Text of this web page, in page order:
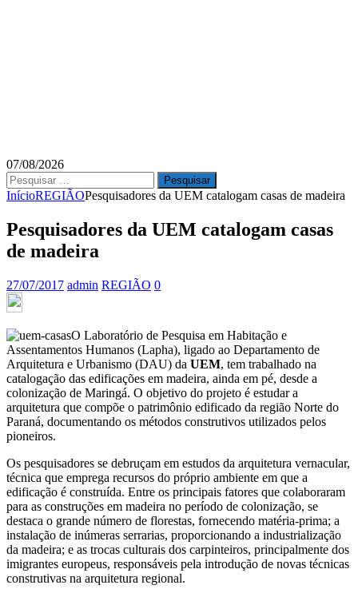
07/08/2026
Pesquisar
por:
InícioREGIÃOPesquisadores da UEM catalogam casas de madeira
Pesquisadores da UEM catalogam casas
de madeira
27/07/2017 admin REGIÃO 0
O Laboratório de Pesquisa em Habitação e
Assentamentos Humanos (Lapha), ligado ao Departamento de
Arquitetura e Urbanismo (DAU) da UEM, tem trabalhado na
catalogação das edificações em madeira, ainda em pé, desde a
colonização de Maringá. O objetivo do projeto é estudar a
arquitetura que compõe o patrimônio edificado da região Norte do
Paraná, documentando os métodos construtivos utilizados pelos
pioneiros.
Os pesquisadores se debruçam em estudos da arquitetura vernacular,
técnica que emprega recursos do próprio ambiente em que a
edificação é construída. Entre os principais fatores que colaboraram
para as construções em madeira no período de colonização, se
destaca o grande número de florestas, fornecendo matéria-prima; a
instalação de inúmeras serrarias, proporcionando a industrialização
da madeira; e as trocas culturais dos carpinteiros, principalmente dos
imigrantes europeus, responsáveis pela introdução de novas técnicas
construtivas na arquitetura regional.